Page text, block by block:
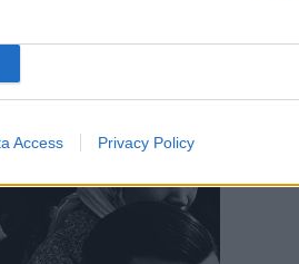
Access Privacy Policy